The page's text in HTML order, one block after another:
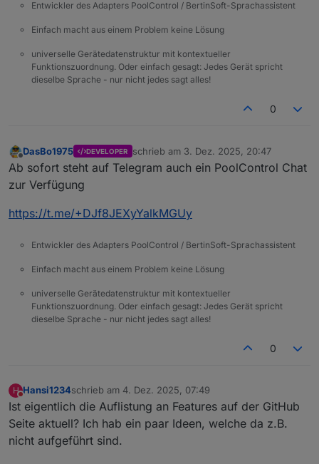
Entwickler des Adapters PoolControl / BertinSoft-Sprachassistent
Einfach macht aus einem Problem keine Lösung
universelle Gerätedatenstruktur mit kontextueller
Funktionszuordnung. Oder einfach gesagt: Jedes Gerät spricht
dieselbe Sprache - nur nicht jedes sagt alles!
0
Offline
DasBo1975 DEVELOPER schrieb am 3. Dez. 2025, 20:47
zuletzt editiert von
Ab sofort steht auf Telegram auch ein PoolControl Chat
zur Verfügung
https://t.me/+DJf8JEXyYalkMGUy
Entwickler des Adapters PoolControl / BertinSoft-Sprachassistent
Einfach macht aus einem Problem keine Lösung
universelle Gerätedatenstruktur mit kontextueller
Funktionszuordnung. Oder einfach gesagt: Jedes Gerät spricht
dieselbe Sprache - nur nicht jedes sagt alles!
0
H
Nicht stören
Hansi1234schrieb am 4. Dez. 2025, 07:49
zuletzt editiert von
Ist eigentlich die Auflistung an Features auf der GitHub
Seite aktuell? Ich hab ein paar Ideen, welche da z.B.
nicht aufgeführt sind.